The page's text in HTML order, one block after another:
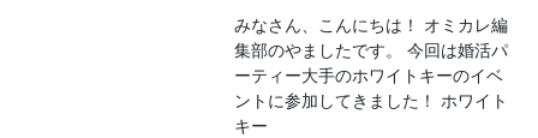
みなさん、こんにちは！ オミカレ編
集部のやましたです。 今回は婚活パ
ーティー大手のホワイトキーのイベ
ントに参加してきました！ ホワイト
キー